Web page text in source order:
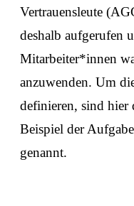
Vertrauensleute
deshalb aufgerufen
Mitarbeiter*innen
anzuwenden. Um
definieren, sind hier
Beispiel der
genannt.